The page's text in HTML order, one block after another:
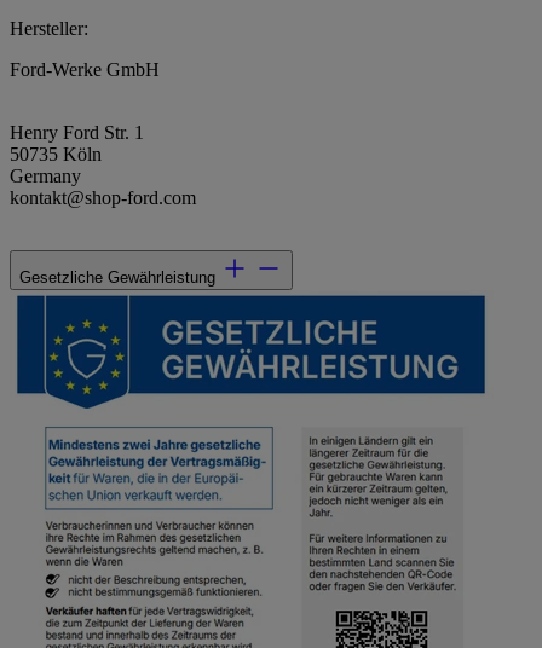
Hersteller:
Ford-Werke GmbH
Henry Ford Str. 1
50735 Köln
Germany
kontakt@shop-ford.com
Gesetzliche Gewährleistung